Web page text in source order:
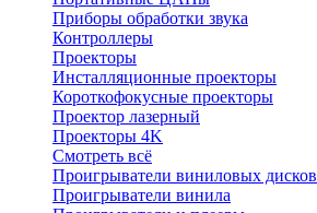
Приборы обработки звука
Контроллеры
Проекторы
Инсталляционные проекторы
Короткофокусные проекторы
Проектор лазерный
Проекторы 4K
Смотреть всё
Проигрыватели виниловых дисков
Проигрыватели винила